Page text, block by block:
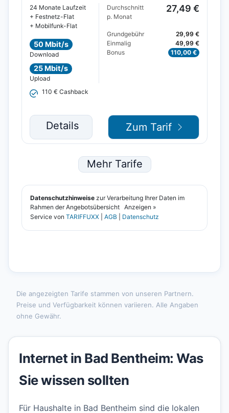
Die angezeigten Tarife stammen von unseren Partnern.
Preise und Verfügbarkeit können variieren. Alle Angaben
ohne Gewähr.
Internet in Bad Bentheim: Was
Sie wissen sollten
Für Haushalte in Bad Bentheim sind die lokalen